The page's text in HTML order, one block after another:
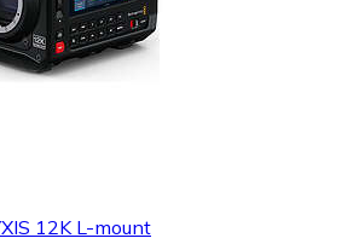
12K L-mount